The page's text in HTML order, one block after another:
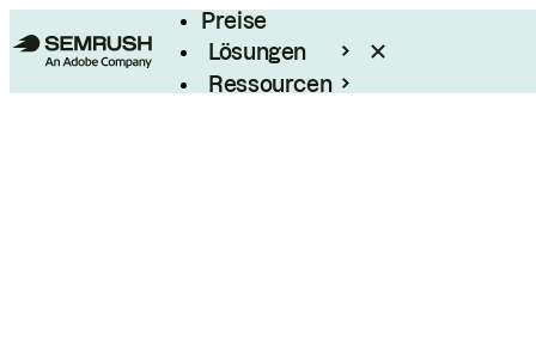
Preise
Lösungen
Ressourcen